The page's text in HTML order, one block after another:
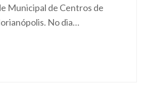
Municipal de Centros de
No dia…